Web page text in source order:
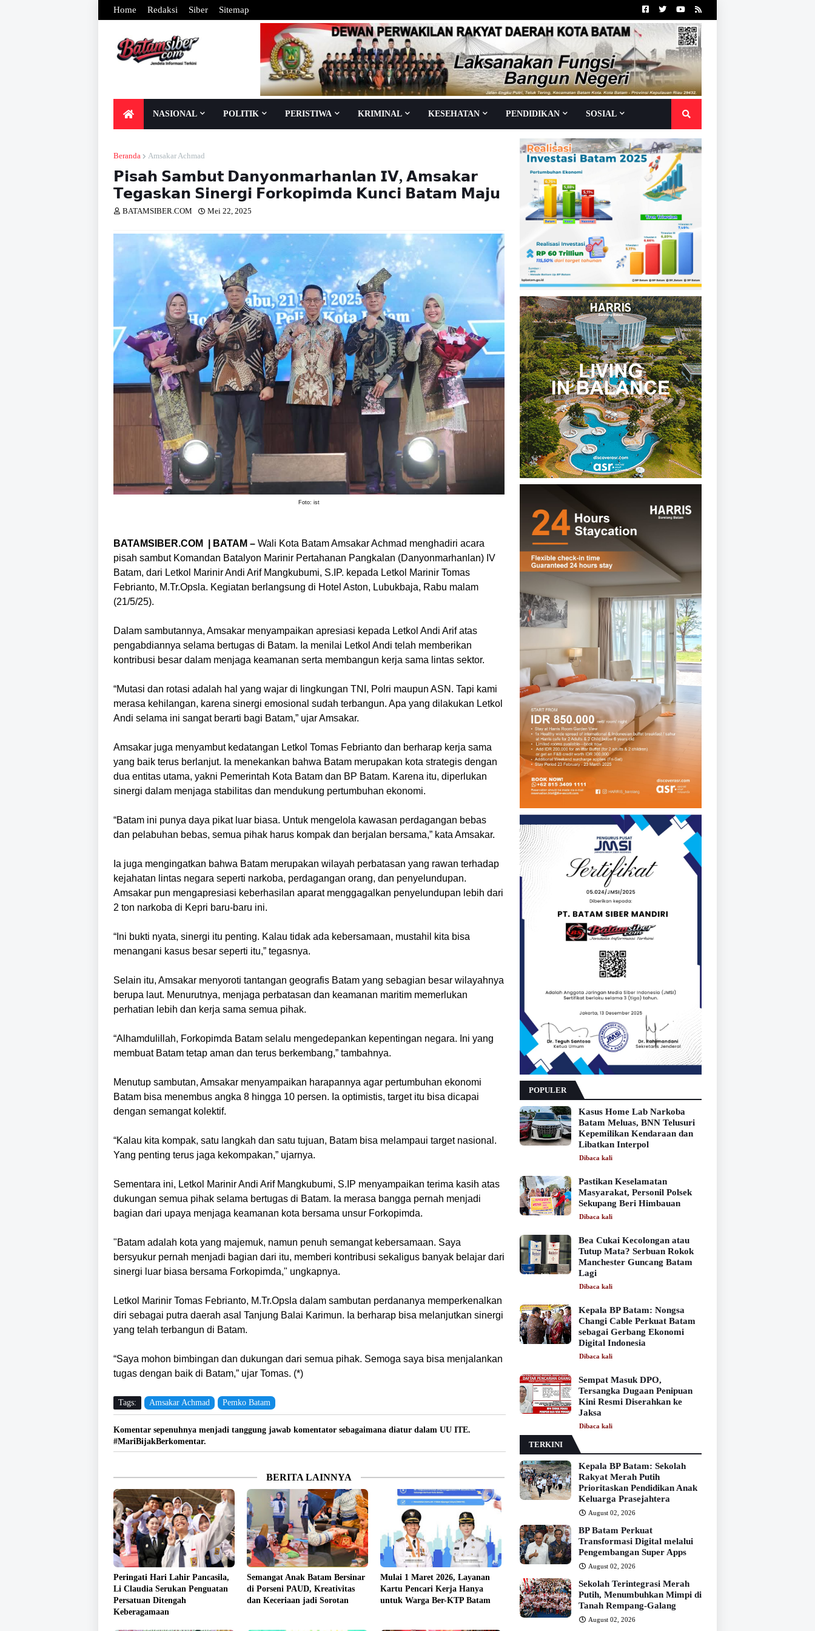
Home Redaksi Siber Sitemap
NASIONAL POLITIK PERISTIWA KRIMINAL KESEHATAN PENDIDIKAN SOSIAL
Beranda Amsakar Achmad
𝗣𝗶𝘀𝗮𝗵 𝗦𝗮𝗺𝗯𝘂𝘁 𝗗𝗮𝗻𝘆𝗼𝗻𝗺𝗮𝗿𝗵𝗮𝗻𝗹𝗮𝗻 𝗜𝗩, 𝗔𝗺𝘀𝗮𝗸𝗮𝗿
𝗧𝗲𝗴𝗮𝘀𝗸𝗮𝗻 𝗦𝗶𝗻𝗲𝗿𝗴𝗶 𝗙𝗼𝗿𝗸𝗼𝗽𝗶𝗺𝗱𝗮 𝗞𝘂𝗻𝗰𝗶 𝗕𝗮𝘁𝗮𝗺 𝗠𝗮𝗷𝘂
BATAMSIBER.COM Mei 22, 2025
Foto: ist
BATAMSIBER.COM | BATAM – Wali Kota Batam Amsakar Achmad menghadiri acara
pisah sambut Komandan Batalyon Marinir Pertahanan Pangkalan (Danyonmarhanlan) IV
Batam, dari Letkol Marinir Andi Arif Mangkubumi, S.IP. kepada Letkol Marinir Tomas
Febrianto, M.Tr.Opsla. Kegiatan berlangsung di Hotel Aston, Lubukbaja, Rabu malam
(21/5/25).
Dalam sambutannya, Amsakar menyampaikan apresiasi kepada Letkol Andi Arif atas
pengabdiannya selama bertugas di Batam. Ia menilai Letkol Andi telah memberikan
kontribusi besar dalam menjaga keamanan serta membangun kerja sama lintas sektor.
“Mutasi dan rotasi adalah hal yang wajar di lingkungan TNI, Polri maupun ASN. Tapi kami
merasa kehilangan, karena sinergi emosional sudah terbangun. Apa yang dilakukan Letkol
Andi selama ini sangat berarti bagi Batam,” ujar Amsakar.
Amsakar juga menyambut kedatangan Letkol Tomas Febrianto dan berharap kerja sama
yang baik terus berlanjut. Ia menekankan bahwa Batam merupakan kota strategis dengan
dua entitas utama, yakni Pemerintah Kota Batam dan BP Batam. Karena itu, diperlukan
sinergi dalam menjaga stabilitas dan mendukung pertumbuhan ekonomi.
“Batam ini punya daya pikat luar biasa. Untuk mengelola kawasan perdagangan bebas
dan pelabuhan bebas, semua pihak harus kompak dan berjalan bersama,” kata Amsakar.
Ia juga mengingatkan bahwa Batam merupakan wilayah perbatasan yang rawan terhadap
kejahatan lintas negara seperti narkoba, perdagangan orang, dan penyelundupan.
Amsakar pun mengapresiasi keberhasilan aparat menggagalkan penyelundupan lebih dari
2 ton narkoba di Kepri baru-baru ini.
“Ini bukti nyata, sinergi itu penting. Kalau tidak ada kebersamaan, mustahil kita bisa
menangani kasus besar seperti itu,” tegasnya.
Selain itu, Amsakar menyoroti tantangan geografis Batam yang sebagian besar wilayahnya
berupa laut. Menurutnya, menjaga perbatasan dan keamanan maritim memerlukan
perhatian lebih dan kerja sama semua pihak.
“Alhamdulillah, Forkopimda Batam selalu mengedepankan kepentingan negara. Ini yang
membuat Batam tetap aman dan terus berkembang,” tambahnya.
Menutup sambutan, Amsakar menyampaikan harapannya agar pertumbuhan ekonomi
Batam bisa menembus angka 8 hingga 10 persen. Ia optimistis, target itu bisa dicapai
dengan semangat kolektif.
“Kalau kita kompak, satu langkah dan satu tujuan, Batam bisa melampaui target nasional.
Yang penting terus jaga kekompakan,” ujarnya.
Sementara ini, Letkol Marinir Andi Arif Mangkubumi, S.IP menyampaikan terima kasih atas
dukungan semua pihak selama bertugas di Batam. Ia merasa bangga pernah menjadi
bagian dari upaya menjaga keamanan kota bersama unsur Forkopimda.
"Batam adalah kota yang majemuk, namun penuh semangat kebersamaan. Saya
bersyukur pernah menjadi bagian dari itu, memberi kontribusi sekaligus banyak belajar dari
sinergi luar biasa bersama Forkopimda," ungkapnya.
Letkol Marinir Tomas Febrianto, M.Tr.Opsla dalam sambutan perdananya memperkenalkan
diri sebagai putra daerah asal Tanjung Balai Karimun. Ia berharap bisa melanjutkan sinergi
yang telah terbangun di Batam.
“Saya mohon bimbingan dan dukungan dari semua pihak. Semoga saya bisa menjalankan
tugas dengan baik di Batam,” ujar Tomas. (*)
Tags: Amsakar Achmad Pemko Batam
Komentar sepenuhnya menjadi tanggung jawab komentator sebagaimana diatur dalam UU ITE.
#MariBijakBerkomentar.
BERITA LAINNYA
Peringati Hari Lahir Pancasila,
Li Claudia Serukan Penguatan
Persatuan Ditengah
Keberagamaan
Semangat Anak Batam Bersinar
di Porseni PAUD, Kreativitas
dan Keceriaan jadi Sorotan
Mulai 1 Maret 2026, Layanan
Kartu Pencari Kerja Hanya
untuk Warga Ber-KTP Batam
POPULER
Kasus Home Lab Narkoba
Batam Meluas, BNN Telusuri
Kepemilikan Kendaraan dan
Libatkan Interpol
Dibaca kali
Pastikan Keselamatan
Masyarakat, Personil Polsek
Sekupang Beri Himbauan
Dibaca kali
Bea Cukai Kecolongan atau
Tutup Mata? Serbuan Rokok
Manchester Guncang Batam
Lagi
Dibaca kali
Kepala BP Batam: Nongsa
Changi Cable Perkuat Batam
sebagai Gerbang Ekonomi
Digital Indonesia
Dibaca kali
Sempat Masuk DPO,
Tersangka Dugaan Penipuan
Kini Resmi Diserahkan ke
Jaksa
Dibaca kali
TERKINI
Kepala BP Batam: Sekolah
Rakyat Merah Putih
Prioritaskan Pendidikan Anak
Keluarga Prasejahtera
August 02, 2026
BP Batam Perkuat
Transformasi Digital melalui
Pengembangan Super Apps
August 02, 2026
Sekolah Terintegrasi Merah
Putih, Menumbuhkan Mimpi di
Tanah Rempang-Galang
August 02, 2026